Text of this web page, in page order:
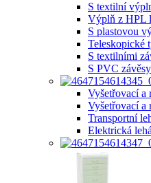
S textilní
Výplň z HPL
S plastovou
Teleskopické
S textilními
S PVC závěsy
Vyšetřovací a
Vyšetřovací a
Transportní
Elektrická